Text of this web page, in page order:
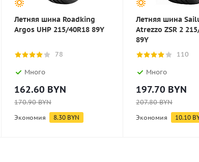
Летняя шина Roadking
Argos UHP 215/40R18 89Y
78
Много
162.60 BYN
170.90BYN
Экономия 8.30 BYN
Летняя шина
Atrezzo ZSR 2
89Y
110
Много
197.70 BYN
207.80BYN
Экономия 10.10